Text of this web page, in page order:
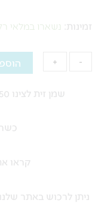
זמינות: נשארו במלאי רק
-
שמן
לצינו
מ"ל
+
שמן זית לצינו 250 מ"ל בכבישה קרה, איכותי ונפלא.
קראו
ניתן לרכוש באתר